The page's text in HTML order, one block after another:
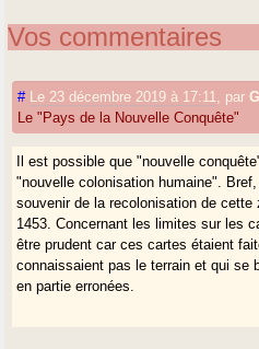
Vos commentaires
# Le 23 décembre 2019 à 17:11 par
Le "Pays de la Nouvelle Conquête"
Il est possible que "nouvelle
"nouvelle colonisation humaine".
souvenir de la recolonisation de cette
1453. Concernant les limites sur les
être prudent car ces cartes étaient
connaissaient pas le terrain et qui se
en partie erronées.